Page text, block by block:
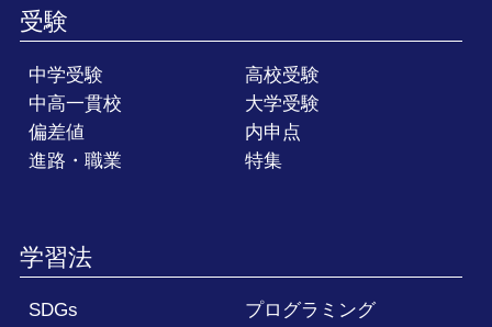
受験
中学受験
高校受験
中高一貫校
大学受験
偏差値
内申点
進路・職業
特集
学習法
SDGs
プログラミング